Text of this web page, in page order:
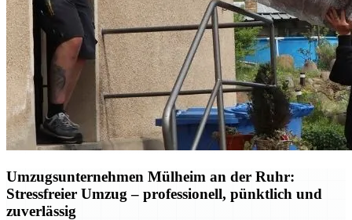
Umzugsunternehmen Mülheim an der Ruhr:
Stressfreier Umzug – professionell, pünktlich und
zuverlässig